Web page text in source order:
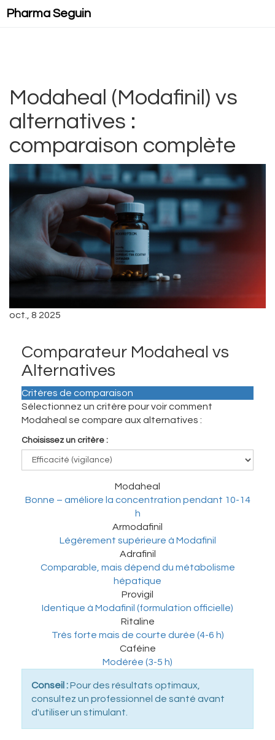
Pharma Seguin
Modaheal (Modafinil) vs
alternatives :
comparaison complète
oct., 8 2025
Comparateur Modaheal vs
Alternatives
Critères de comparaison
Sélectionnez un critère pour voir comment
Modaheal se compare aux alternatives :
Choisissez un critère :
Modaheal
Bonne – améliore la concentration pendant 10-14
h
Armodafinil
Légèrement supérieure à Modafinil
Adrafinil
Comparable, mais dépend du métabolisme
hépatique
Provigil
Identique à Modafinil (formulation officielle)
Ritaline
Très forte mais de courte durée (4-6 h)
Caféine
Modérée (3-5 h)
Conseil :Pour des résultats optimaux,
consultez un professionnel de santé avant
d'utiliser un stimulant.